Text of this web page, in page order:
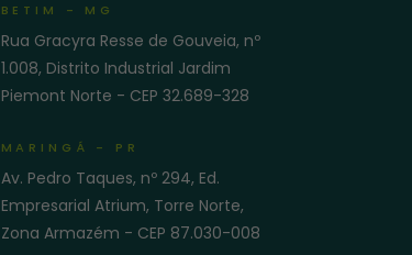
BETIM - MG
Rua Gracyra Resse de Gouveia, nº
1.008, Distrito Industrial Jardim
Piemont Norte - CEP 32.689-328
MARINGÁ - PR
Av. Pedro Taques, nº 294, Ed.
Empresarial Atrium, Torre Norte,
Zona Armazém - CEP 87.030-008